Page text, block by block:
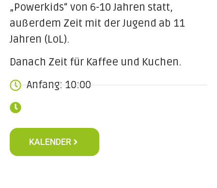
„Powerkids“ von 6-10 Jahren statt,
außerdem Zeit mit der Jugend ab 11
Jahren (LoL).
Danach Zeit für Kaffee und Kuchen.
Anfang: 10:00
KALENDER